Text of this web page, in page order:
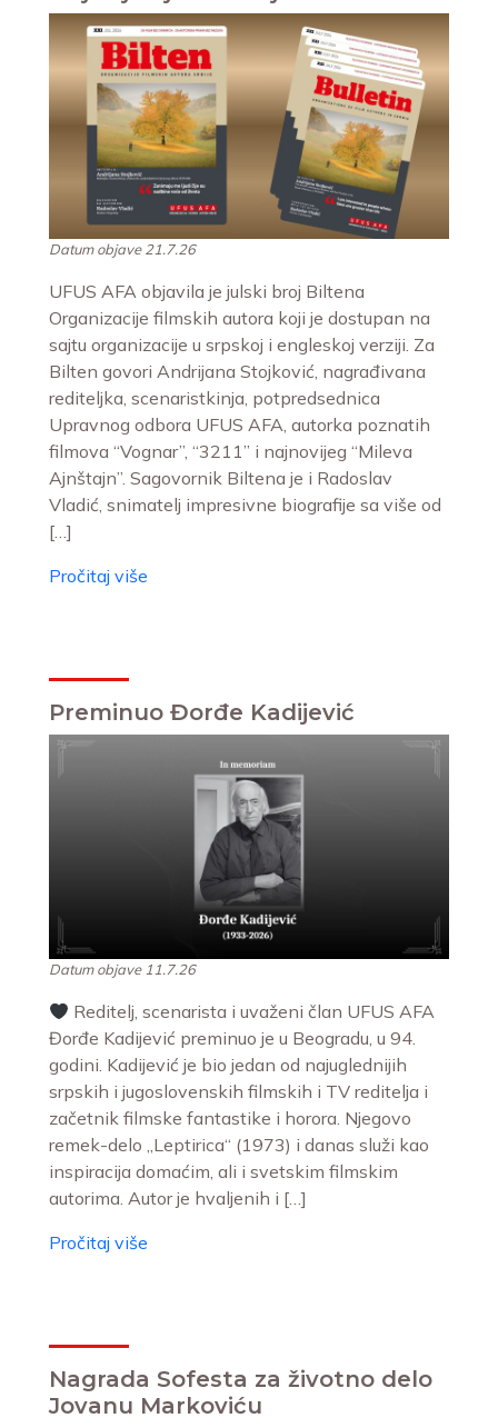
Datum objave 21.7.26
UFUS AFA objavila je julski broj Biltena
Organizacije filmskih autora koji je dostupan na
sajtu organizacije u srpskoj i engleskoj verziji. Za
Bilten govori Andrijana Stojković, nagrađivana
rediteljka, scenaristkinja, potpredsednica
Upravnog odbora UFUS AFA, autorka poznatih
filmova “Vognar”, “3211” i najnovijeg “Mileva
Ajnštajn”. Sagovornik Biltena je i Radoslav
Vladić, snimatelj impresivne biografije sa više od
[…]
Pročitaj više
Preminuo Đorđe Kadijević
Datum objave 11.7.26
Reditelj, scenarista i uvaženi član UFUS AFA
Đorđe Kadijević preminuo je u Beogradu, u 94.
godini. Kadijević je bio jedan od najuglednijih
srpskih i jugoslovenskih filmskih i TV reditelja i
začetnik filmske fantastike i horora. Njegovo
remek-delo „Leptirica“ (1973) i danas služi kao
inspiracija domaćim, ali i svetskim filmskim
autorima. Autor je hvaljenih i […]
Pročitaj više
Nagrada Sofesta za životno delo
Jovanu Markoviću